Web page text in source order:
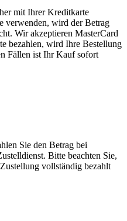
mit Ihrer Kreditkarte
verwenden, wird der Betrag
Wir akzeptieren MasterCard
bezahlen, wird Ihre Bestellung
Fällen ist Ihr Kauf sofort
Sie den Betrag bei
Bitte beachten Sie,
vollständig bezahlt